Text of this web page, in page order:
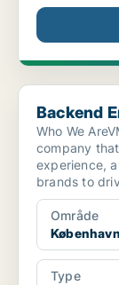
Backend Engineer
Backend
Who We
company
experience,
brands to
Område
Type